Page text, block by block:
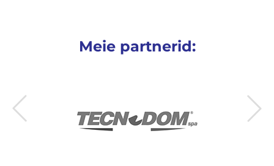
Meie partnerid: